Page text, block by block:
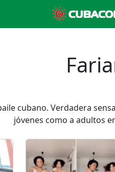
cubano. Verdadera
jóvenes como a adultos